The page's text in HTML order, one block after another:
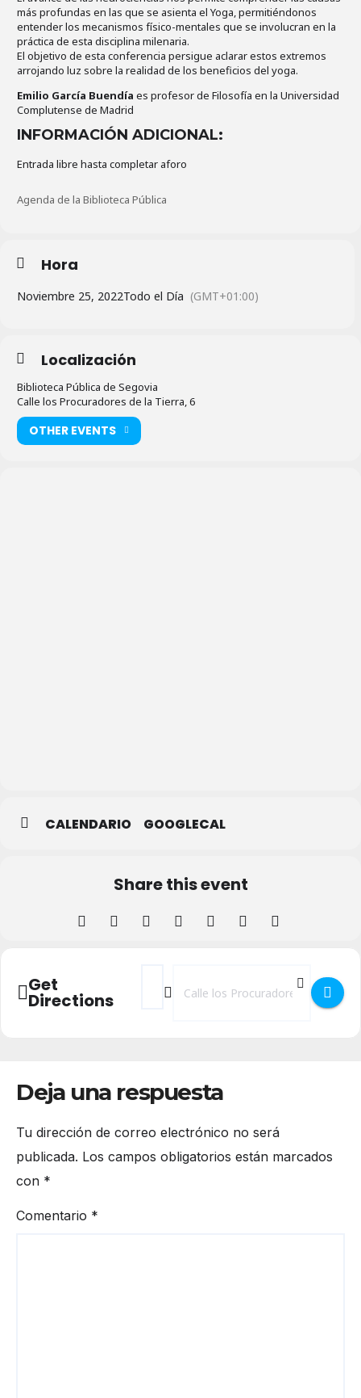
más profundas en las que se asienta el Yoga, permitiéndonos
entender los mecanismos físico-mentales que se involucran en la
práctica de esta disciplina milenaria.
El objetivo de esta conferencia persigue aclarar estos extremos
arrojando luz sobre la realidad de los beneficios del yoga.
Emilio García Buendía es profesor de Filosofía en la Universidad
Complutense de Madrid
INFORMACIÓN ADICIONAL:
Entrada libre hasta completar aforo
Agenda de la Biblioteca Pública
Hora
Noviembre 25, 2022Todo el Día (GMT+01:00)
Localización
Biblioteca Pública de Segovia
Calle los Procuradores de la Tierra, 6
OTHER EVENTS
CALENDARIO GOOGLECAL
Share this event
Get
Directions
Address - Conferencia Yoga y
Destination Address - Conferencia
Deja una respuesta
Tu dirección de correo electrónico no será
publicada. Los campos obligatorios están marcados
con *
Comentario *